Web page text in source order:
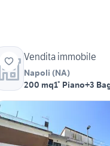
Vendita immobile
Napoli (NA)
200 mq1° Piano+3